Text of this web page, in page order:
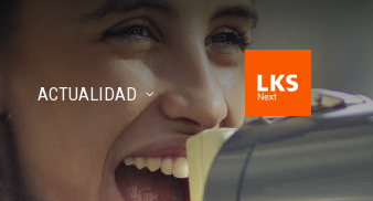
ACTUALIDAD